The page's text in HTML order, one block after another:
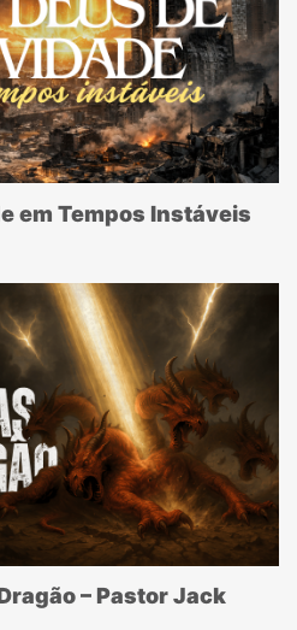
em Tempos Instáveis
– Pastor Jack